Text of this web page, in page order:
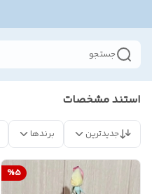
جستجو
استند مشخصات
جدیدترین برندها
%5